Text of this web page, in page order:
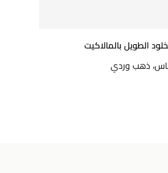
الطويل بالمالاكيت
ذهب وردي